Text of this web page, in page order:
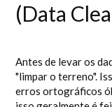
(Data
Antes de levar os
"limpar o terreno".
erros ortográficos